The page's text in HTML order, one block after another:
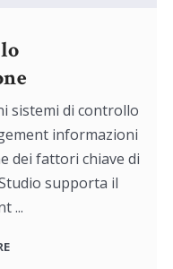
sistemi di controllo
informazioni
dei fattori chiave di
supporta il
...